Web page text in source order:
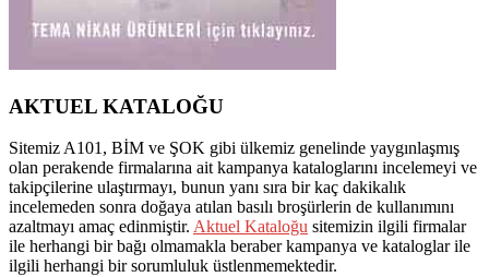
AKTUEL KATALOĞU
Sitemiz A101, BİM ve ŞOK gibi ülkemiz genelinde yaygınlaşmış
olan perakende firmalarına ait kampanya kataloglarını incelemeyi ve
takipçilerine ulaştırmayı, bunun yanı sıra bir kaç dakikalık
incelemeden sonra doğaya atılan basılı broşürlerin de kullanımını
azaltmayı amaç edinmiştir. Aktuel Kataloğu sitemizin ilgili firmalar
ile herhangi bir bağı olmamakla beraber kampanya ve kataloglar ile
ilgili herhangi bir sorumluluk üstlenmemektedir.